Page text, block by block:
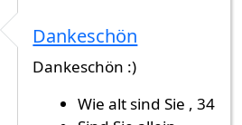
Mein Glückwunsch! und einige…
Dankeschön
Dankeschön :)
Wie alt sind Sie , 34